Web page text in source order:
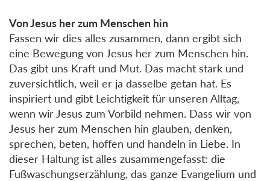
Von Jesus her zum Menschen hin
Fassen wir dies alles zusammen, dann ergibt sich
eine Bewegung von Jesus her zum Menschen hin.
Das gibt uns Kraft und Mut. Das macht stark und
zuversichtlich, weil er ja dasselbe getan hat. Es
inspiriert und gibt Leichtigkeit für unseren Alltag,
wenn wir Jesus zum Vorbild nehmen. Dass wir von
Jesus her zum Menschen hin glauben, denken,
sprechen, beten, hoffen und handeln in Liebe. In
dieser Haltung ist alles zusammengefasst: die
Fußwaschungserzählung, das ganze Evangelium und